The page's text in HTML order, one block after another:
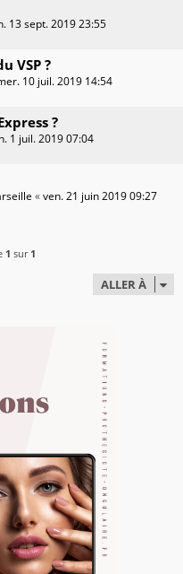
13 sept. 2019 23:55
VSP ?
10 juil. 2019 14:54
?
1 juil. 2019 07:04
«ven. 21 juin 2019 09:27
1 sur 1
ALLER À